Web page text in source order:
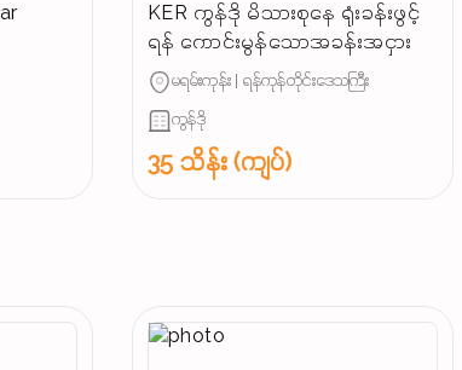
KER ကွန်ဒို မိသားစုနေ ရုံးခန်းဖွင့်
ရန် ကောင်းမွန်သောအခန်းအငှား
မရမ်းကုန်း | ရန်ကုန်တိုင်းဒေသကြီး
ကွန်ဒို
35 သိန်း (ကျပ်)